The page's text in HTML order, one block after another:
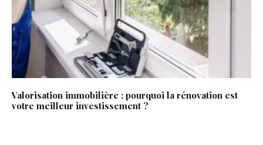
Valorisation immobilière : pourquoi la rénovation est
votre meilleur investissement ?